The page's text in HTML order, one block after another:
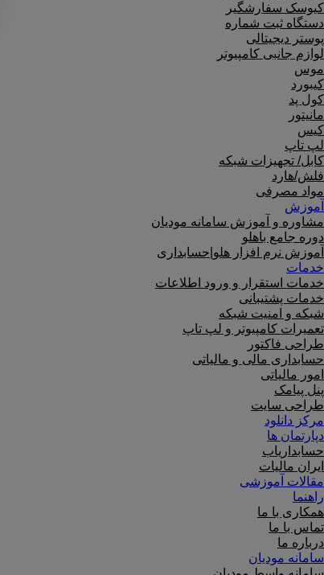
کیوسک سفارشگیر
دستگاه ثبت شماره
پوستر دیجیتالی
لوازم جانبی کامپیوتر
موس
کیبورد
کول پد
مانیتور
کیس
لپ تاپ
کابل/ تجهیزات شبکه
فلش/هارد
مواد مصرفی
آموزش
مشاوره و آموزش سامانه مودیان
دوره جامع باهلو
آموزش نرم افزار هلو|حسابداری
خدمات
خدمات استقرار و ورود اطلاعات
خدمات پشتیبانی
شبکه و امنیت شبکه
تعمیرات کامپیوتر و لپ تاپ
طراحی فاکتور
حسابداری مالی و مالیاتی
امور مالیاتی
پنل پیامک
طراحی سایت
مرکز دانلود
دپارتمان ها
حسابداریاب
ایران مالیات
مقالات آموزشی
راهنما
همکاری با ما
تماس با ما
درباره ما
سامانه مودیان